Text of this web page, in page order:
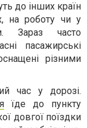
до інших країн
на роботу чи у
Зараз часто
пасажирські
різними
час у дорозі.
їде до пункту
довгої поїздки